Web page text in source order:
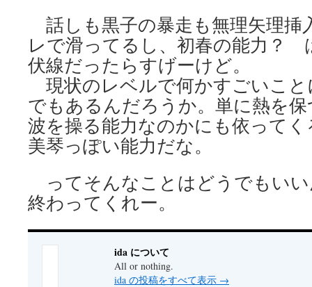
話しも黒子の暴走も無理矢理挿
レで滑ってるし、初春の能力
伏線だったらすげーけど。
現状のレベルで何かすごいこ
でもあるんだろうか。単に熱を
波を操る能力なのかにも依って
美琴っぽい能力だな。
ってそんなことはどうでもい
終わってくれー。
ida について
All or nothing.
ida の投稿をすべて表示 →